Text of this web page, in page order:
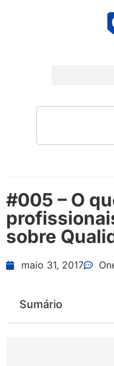
#005 – O
sobre
maio 31, 2017
Sumário